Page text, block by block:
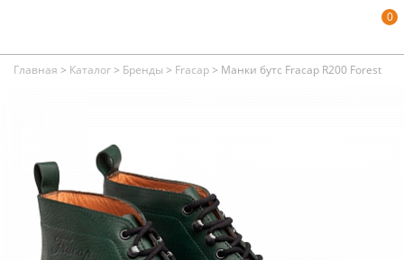
0
Главная > Каталог> Бренды > Fracap> Манки бутс Fracap R200 Forest